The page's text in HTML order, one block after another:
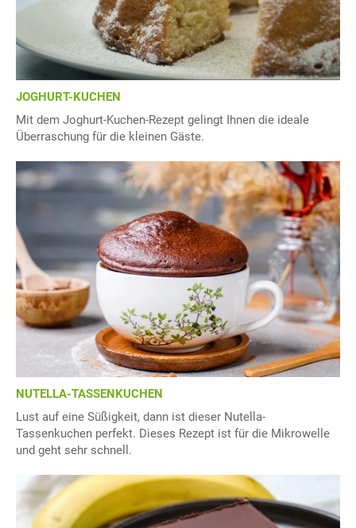
JOGHURT-KUCHEN
Mit dem Joghurt-Kuchen-Rezept gelingt Ihnen die ideale
Überraschung für die kleinen Gäste.
NUTELLA-TASSENKUCHEN
Lust auf eine Süßigkeit, dann ist dieser Nutella-
Tassenkuchen perfekt. Dieses Rezept ist für die Mikrowelle
und geht sehr schnell.